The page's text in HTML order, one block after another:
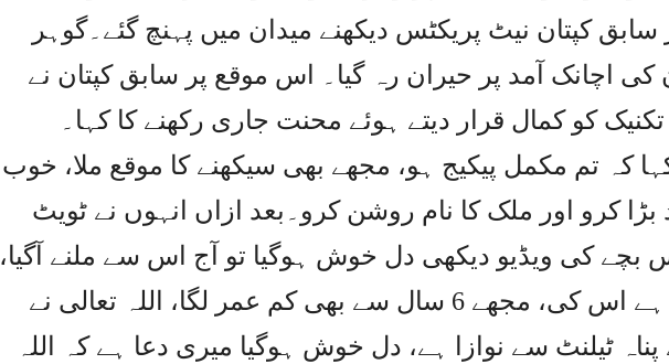
سابق کپتان نیٹ پریکٹس دیکھنے میدان میں پہنچ گئے۔گوہر
کی اچانک آمد پر حیران رہ گیا۔ اس موقع پر سابق کپتان نے
کو کمال قرار دیتے ہوئے محنت جاری رکھنے کا کہا۔
کہ تم مکمل پیکیج ہو، مجھے بھی سیکھنے کا موقع ملا، خوب
قد بڑا کرو اور ملک کا نام روشن کرو۔بعد ازاں انہوں نے ٹویٹ
بچے کی ویڈیو دیکھی دل خوش ہوگیا تو آج اس سے ملنے آگیا،
بہت چھوٹی عمر ہے اس کی، مجھے 6 سال سے بھی کم عمر لگا، اللہ تعالی نے
ٹیلنٹ سے نوازا ہے، دل خوش ہوگیا میری دعا ہے کہ اللہ